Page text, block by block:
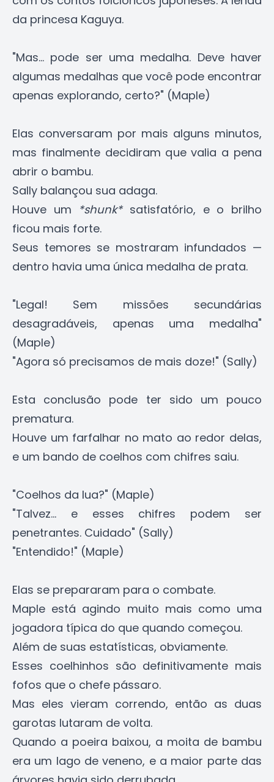
da princesa Kaguya.
"Mas... pode ser uma medalha. Deve haver
algumas medalhas que você pode encontrar
apenas explorando, certo?" (Maple)
Elas conversaram por mais alguns minutos,
mas finalmente decidiram que valia a pena
abrir o bambu.
Sally balançou sua adaga.
Houve um *shunk*satisfatório, e o brilho
ficou mais forte.
Seus temores se mostraram infundados —
dentro havia uma única medalha de prata.
"Legal! Sem missões secundárias
desagradáveis, apenas uma medalha"
(Maple)
"Agora só precisamos de mais doze!" (Sally)
Esta conclusão pode ter sido um pouco
prematura.
Houve um farfalhar no mato ao redor delas,
e um bando de coelhos com chifres saiu.
"Coelhos da lua?" (Maple)
"Talvez... e esses chifres podem ser
penetrantes. Cuidado" (Sally)
"Entendido!" (Maple)
Elas se prepararam para o combate.
Maple está agindo muito mais como uma
jogadora típica do que quando começou.
Além de suas estatísticas, obviamente.
Esses coelhinhos são definitivamente mais
fofos que o chefe pássaro.
Mas eles vieram correndo, então as duas
garotas lutaram de volta.
Quando a poeira baixou, a moita de bambu
era um lago de veneno, e a maior parte das